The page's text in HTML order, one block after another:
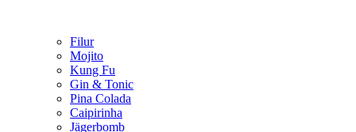
Filur
Mojito
Kung Fu
Gin & Tonic
Pina Colada
Caipirinha
Jägerbomb